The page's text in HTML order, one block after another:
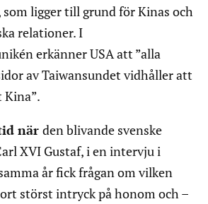
ligger till grund för Kinas och
relationer. I
erkänner USA att ”alla
av Taiwansundet vidhåller att
när den blivande svenske
XVI Gustaf, i en intervju i
år fick frågan om vilken
störst intryck på honom och –